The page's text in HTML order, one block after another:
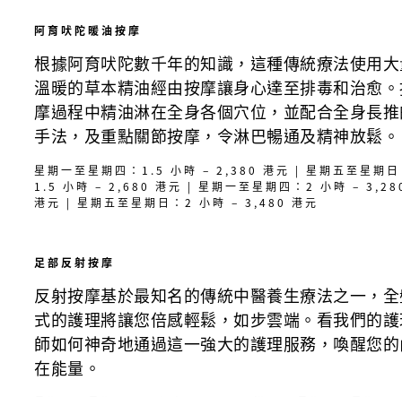
阿育吠陀暖油按摩
根據阿育吠陀數千年的知識，這種傳統療法使用
溫暖的草本精油經由按摩讓身心達至排毒和治愈
摩過程中精油淋在全身各個穴位，並配合全身長
手法，及重點關節按摩，令淋巴暢通及精神放鬆。
星期一至星期四：1.5 小時 – 2,380 港元 | 星期五至星期日
1.5 小時 – 2,680 港元 | 星期一至星期四：2 小時 –
港元 | 星期五至星期日：2 小時 – 3,480 港元
足部反射按摩
反射按摩基於最知名的傳統中醫養生療法之一，
式的護理將讓您倍感輕鬆，如步雲端。看我們的
師如何神奇地通過這一強大的護理服務，喚醒您
在能量。